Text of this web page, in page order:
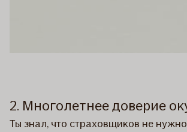
2. Многолетнее доверие
Ты знал, что страховщиков не